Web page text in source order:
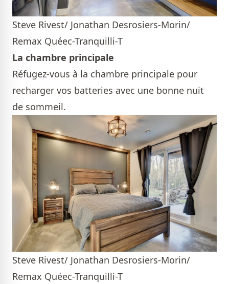
Steve Rivest/ Jonathan Desrosiers-Morin/
Remax Quéec-Tranquilli-T
La chambre principale
Réfugez-vous à la chambre principale pour
recharger vos batteries avec une bonne nuit
de sommeil.
Steve Rivest/ Jonathan Desrosiers-Morin/
Remax Quéec-Tranquilli-T